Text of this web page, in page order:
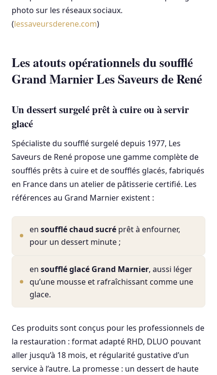
photo sur les réseaux sociaux.
(lessaveursderene.com)
Les atouts opérationnels du soufflé
Grand Marnier Les Saveurs de René
Un dessert surgelé prêt à cuire ou à servir
glacé
Spécialiste du soufflé surgelé depuis 1977, Les
Saveurs de René propose une gamme complète de
soufflés prêts à cuire et de soufflés glacés, fabriqués
en France dans un atelier de pâtisserie certifié. Les
références au Grand Marnier existent :
en soufflé chaud sucré prêt à enfourner,
pour un dessert minute ;
en soufflé glacé Grand Marnier, aussi léger
qu’une mousse et rafraîchissant comme une
glace.
Ces produits sont conçus pour les professionnels de
la restauration : format adapté RHD, DLUO pouvant
aller jusqu’à 18 mois, et régularité gustative d’un
service à l’autre. La promesse : un dessert de haute